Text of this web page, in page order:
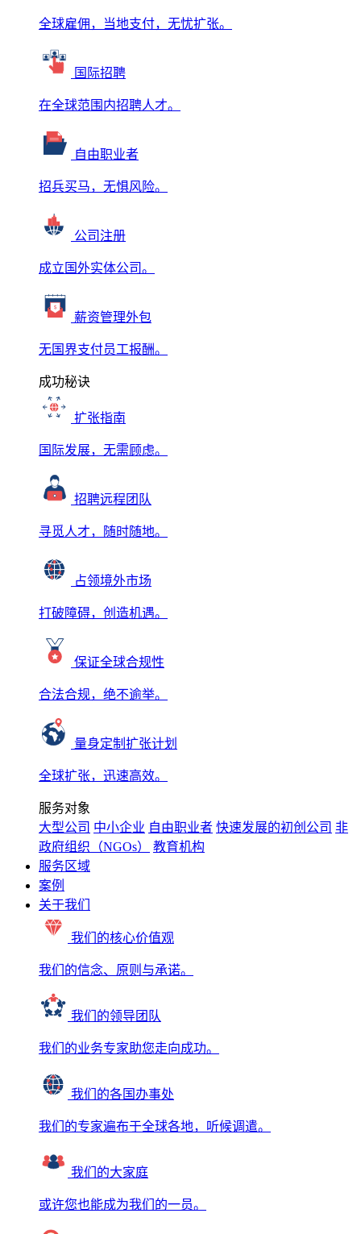
全球雇佣，当地支付，无忧扩张。
国际招聘
在全球范围内招聘人才。
自由职业者
招兵买马，无惧风险。
公司注册
成立国外实体公司。
薪资管理外包
无国界支付员工报酬。
成功秘诀
扩张指南
国际发展，无需顾虑。
招聘远程团队
寻觅人才，随时随地。
占领境外市场
打破障碍，创造机遇。
保证全球合规性
合法合规，绝不逾举。
量身定制扩张计划
全球扩张，迅速高效。
服务对象
大型公司 中小企业 自由职业者 快速发展的初创公司 非
政府组织（NGOs）
教育机构
服务区域
案例
关于我们
我们的核心价值观
我们的信念、原则与承诺。
我们的领导团队
我们的业务专家助您走向成功。
我们的各国办事处
我们的专家遍布于全球各地，听候调遣。
我们的大家庭
或许您也能成为我们的一员。